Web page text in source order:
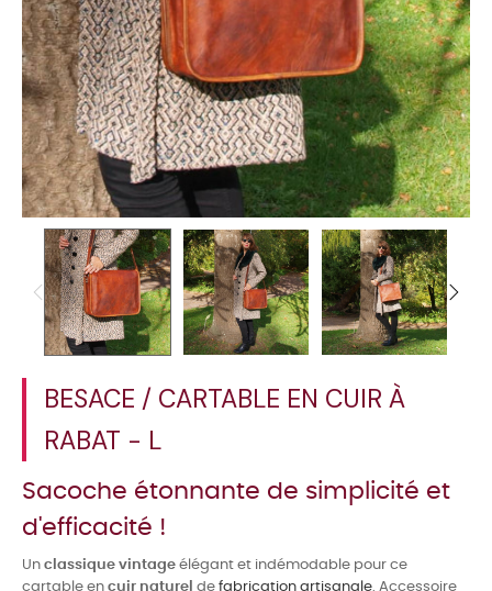
BESACE / CARTABLE EN CUIR À
RABAT - L
Sacoche étonnante de simplicité et
d'efficacité !
Un classique vintage élégant et indémodable pour ce
cartable en cuir naturel de fabrication artisanale. Accessoire